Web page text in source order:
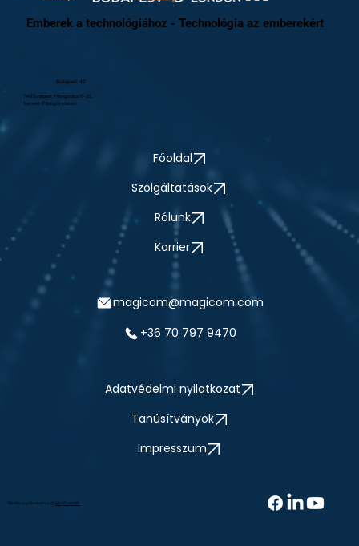
Emberek a technológiához - Technológia az emberekért
Budapest HQ
1149 Budapest, Pillangó utca 16-20.
1. emelet (Pillangó Irodaház)
Főoldal
Szolgáltatások
Rólunk
Karrier
magicom@magicom.com
+36 70 797 9470
Adatvédelmi nyilatkozat
Tanúsítványok
Impresszum
Minden jog fenntartva @ MagiCom Kft.